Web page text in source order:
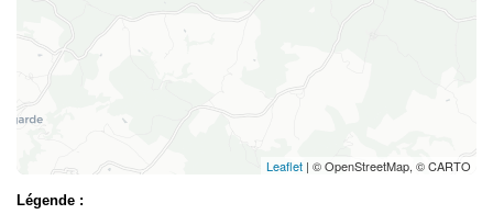
Leaflet | © OpenStreetMap, © CARTO
Légende :